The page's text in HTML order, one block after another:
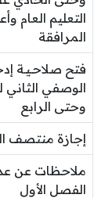
التعليم العام
المرافقة
فتح صلاحـيـة
الوصفي
وحتى الرابع
إجازة منتصف
ملاحظات عن
الفصل الأول